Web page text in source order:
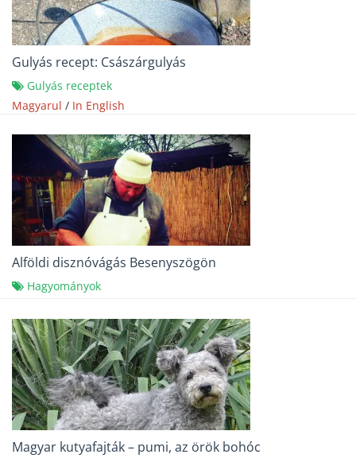
Gulyás recept: Császárgulyás
Gulyás receptek
Magyarul / In English
Alföldi disznóvágás Besenyszögön
Hagyományok
Magyar kutyafajták – pumi, az örök bohóc